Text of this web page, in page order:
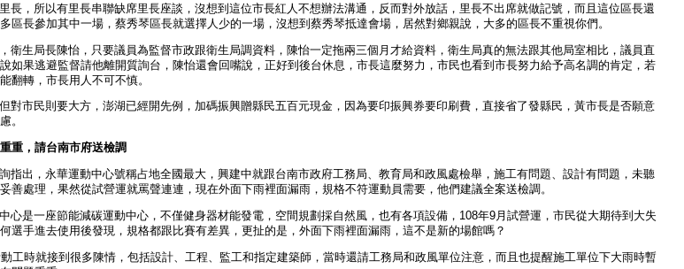
，所以有里長串聯缺席里長座談，沒想到這位市長紅人不想辦法溝通，反而對外放話，里長不出席就做記號，而且這位區長還
區長參加其中一場，蔡秀琴區長就選擇人少的一場，沒想到蔡秀琴抵達會場，居然對鄉親說，大多的區長不重視你們。
生局長陳怡，只要議員為監督市政跟衛生局調資料，陳怡一定拖兩三個月才給資料，衛生局真的無法跟其他局室相比，議員直
如果逃避監督請他離開質詢台，陳怡還會回嘴說，正好到後台休息，市長這麼努力，市民也看到市長努力給予高名調的肯定，若
翻轉，市長用人不可不慎。
市民則要大方，澎湖已經開先例，加碼振興贈縣民五百元現金，因為要印振興券要印刷費，直接省了發縣民，黃市長是否願意
。
重，請台南市府送檢調
出，永華運動中心號稱占地全國最大，興建中就跟台南市政府工務局、教育局和政風處檢舉，施工有問題、設計有問題，未聽
善處理，果然從試營運就罵聲連連，現在外面下雨裡面漏雨，規格不符運動員需要，他們建議全案送檢調。
是一座節能減碳運動中心，不僅健身器材能發電，空間規劃採自然風，也有各項設備，108年9月試營運，市民從大期待到大失
選手進去使用後發現，規格都跟比賽有差異，更扯的是，外面下雨裡面漏雨，這不是新的場館嗎？
工時就接到很多陳情，包括設計、工程、監工和指定建築師，當時還請工務局和政風單位注意，而且也提醒施工單位下大雨時暫